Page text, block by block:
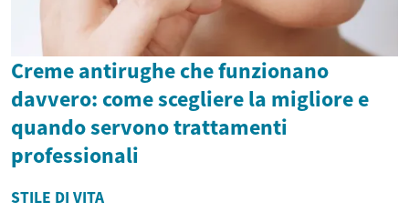
Creme antirughe che funzionano
davvero: come scegliere la migliore e
quando servono trattamenti
professionali
STILE DI VITA